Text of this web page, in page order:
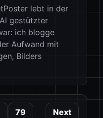
lebt in der
gestützter
ich blogge
Aufwand mit
Bilders
79 Next